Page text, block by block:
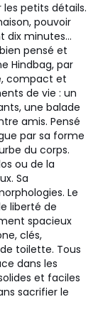
petits détails.
pouvoir
dix minutes…
pensé et
Hindbag, par
compact et
de vie : un
une balade
amis. Pensé
par sa forme
du corps.
ou de la
Sa
Le
liberté de
spacieux
clés,
toilette. Tous
dans les
et faciles
sacrifier le